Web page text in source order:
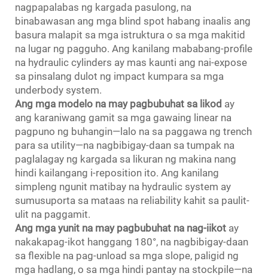
nagpapalabas ng kargada pasulong, na
binabawasan ang mga blind spot habang inaalis ang
basura malapit sa mga istruktura o sa mga makitid
na lugar ng pagguho. Ang kanilang mababang-profile
na hydraulic cylinders ay mas kaunti ang nai-expose
sa pinsalang dulot ng impact kumpara sa mga
underbody system.
Ang mga modelo na may pagbubuhat sa likod ay
ang karaniwang gamit sa mga gawaing linear na
pagpuno ng buhangin—lalo na sa paggawa ng trench
para sa utility—na nagbibigay-daan sa tumpak na
paglalagay ng kargada sa likuran ng makina nang
hindi kailangang i-reposition ito. Ang kanilang
simpleng ngunit matibay na hydraulic system ay
sumusuporta sa mataas na reliability kahit sa paulit-
ulit na paggamit.
Ang mga yunit na may pagbubuhat na nag-iikot ay
nakakapag-ikot hanggang 180°, na nagbibigay-daan
sa flexible na pag-unload sa mga slope, paligid ng
mga hadlang, o sa mga hindi pantay na stockpile—na